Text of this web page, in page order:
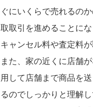
ぐにいくらで売れるの
取取引を進めることに
キャンセル料や査定料
また、家の近くに店舗
用して店舗まで商品を
るのでしっかりと理解